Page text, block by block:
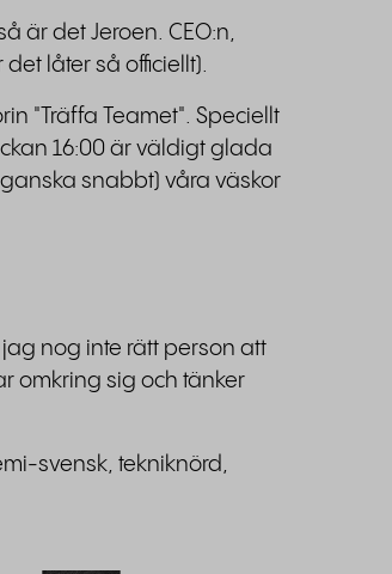
är det Jeroen. CEO:n,
låter så officiellt).
"Träffa Teamet". Speciellt
16:00 är väldigt glada
snabbt) våra väskor
nog inte rätt person att
omkring sig och tänker
svensk, tekniknörd,